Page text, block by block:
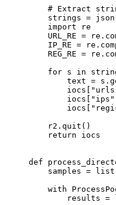
# Extract
    strings
=
    import
re
    URL_RE
=
    IP_RE
=
    REG_RE
=
    for
s in
        text
=
        iocs[
        iocs[
"ips"
        iocs[
    r2.quit()
    return
iocs
def
    samples
= list
    with
        results
=